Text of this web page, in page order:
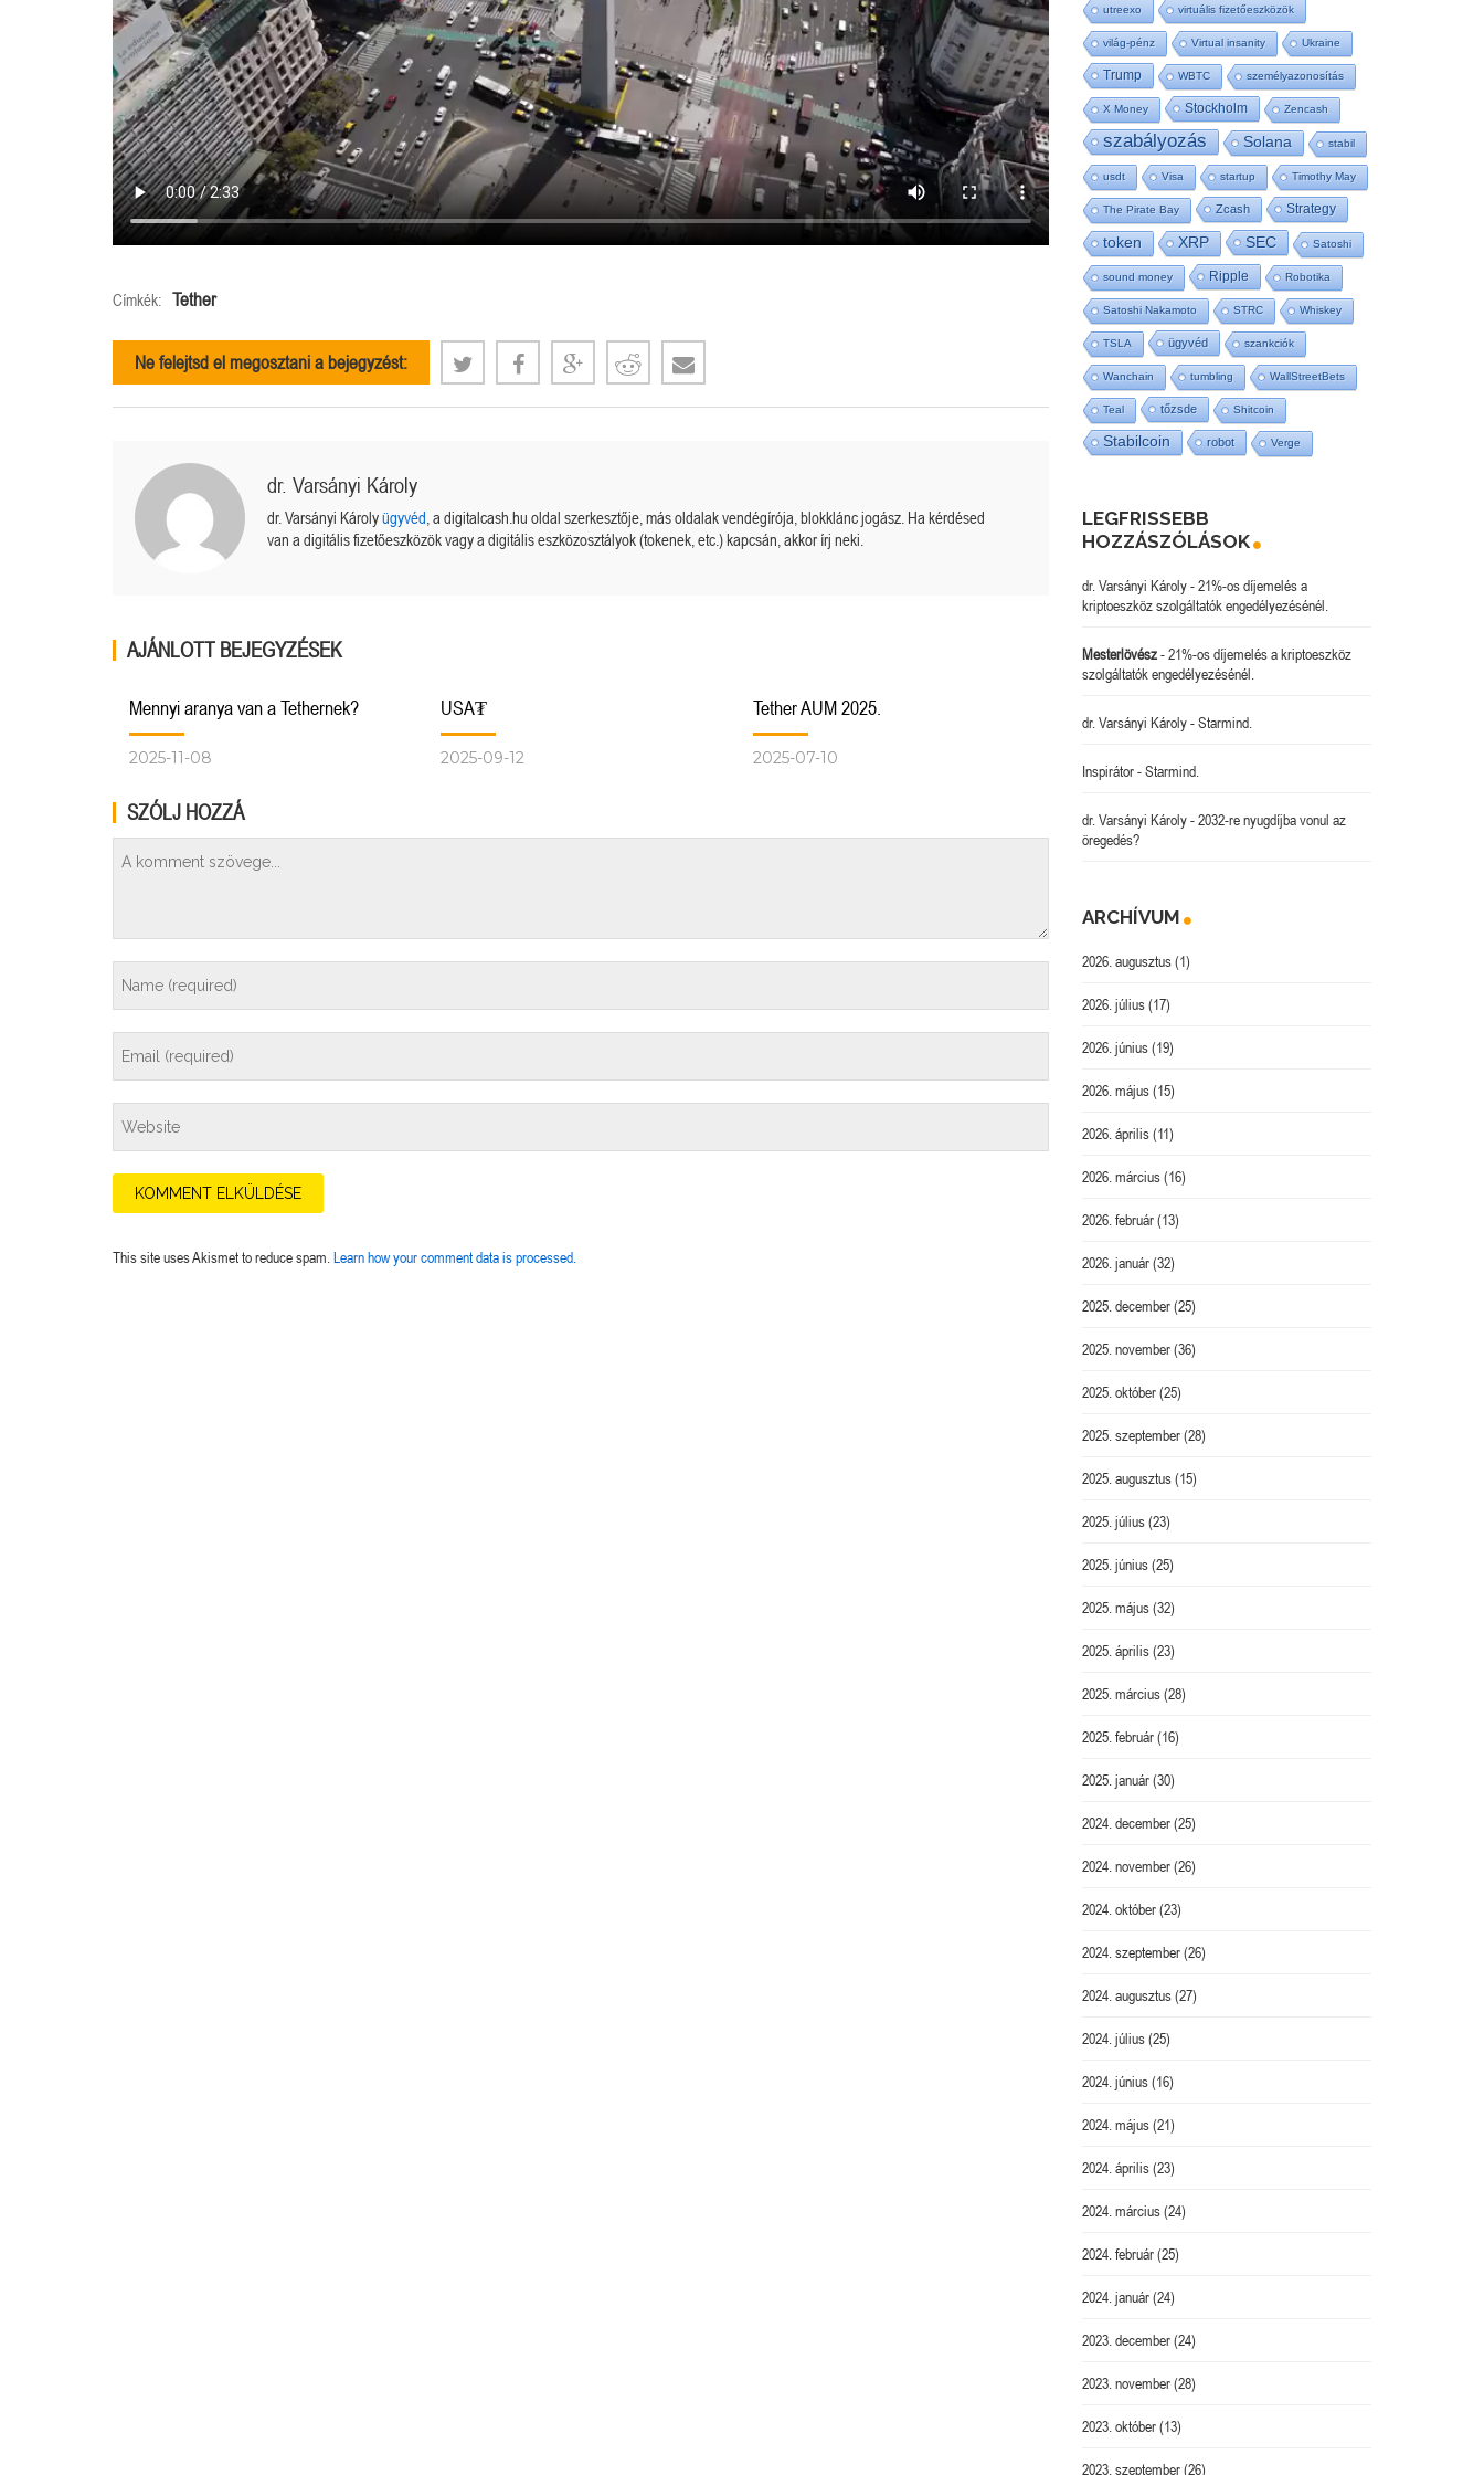
Címkék: Tether
Ne felejtsd el megosztani a bejegyzést:
dr. Varsányi Károly
dr. Varsányi Károlyügyvéd, a digitalcash.hu oldal szerkesztője, más oldalak vendégírója, blokklánc jogász. Ha kérdésed
van a digitális fizetőeszközök vagy a digitális eszközosztályok (tokenek, etc.) kapcsán, akkor írj neki.
AJÁNLOTT BEJEGYZÉSEK
Mennyi aranya van a Tethernek?
2025-11-08
USA₮
2025-09-12
Tether AUM 2025.
2025-07-10
SZÓLJ HOZZÁ
This site uses Akismet to reduce spam.Learn how your comment data is processed.
utreexo virtuális fizetőeszközök
világ-pénz Virtual insanity Ukraine
Trump WBTC személyazonosítás
X Money Stockholm Zencash
szabályozás Solana stabil
usdt Visa startup Timothy May
The Pirate Bay Zcash Strategy
token XRP SEC Satoshi
sound money Ripple Robotika
Satoshi Nakamoto STRC Whiskey
TSLA ügyvéd szankciók
Wanchain tumbling WallStreetBets
Teal tőzsde Shitcoin
Stabilcoin robot Verge
LEGFRISSEBB
HOZZÁSZÓLÁSOK
dr. Varsányi Károly-21%-os díjemelés a
kriptoeszköz szolgáltatók engedélyezésénél.
Mesterlövész-21%-os díjemelés a kriptoeszköz
szolgáltatók engedélyezésénél.
dr. Varsányi Károly-Starmind.
Inspirátor-Starmind.
dr. Varsányi Károly-2032-re nyugdíjba vonul az
öregedés?
ARCHÍVUM
2026. augusztus(1)
2026. július(17)
2026. június(19)
2026. május(15)
2026. április(11)
2026. március(16)
2026. február(13)
2026. január(32)
2025. december(25)
2025. november(36)
2025. október(25)
2025. szeptember(28)
2025. augusztus(15)
2025. július(23)
2025. június(25)
2025. május(32)
2025. április(23)
2025. március(28)
2025. február(16)
2025. január(30)
2024. december(25)
2024. november(26)
2024. október(23)
2024. szeptember(26)
2024. augusztus(27)
2024. július(25)
2024. június(16)
2024. május(21)
2024. április(23)
2024. március(24)
2024. február(25)
2024. január(24)
2023. december(24)
2023. november(28)
2023. október(13)
2023. szeptember(26)